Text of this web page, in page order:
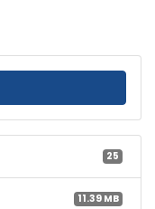
25
11.39 MB